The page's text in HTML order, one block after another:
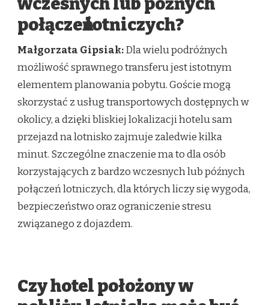
połączeń lotniczych?
Małgorzata Gipsiak:Dla wielu podróżnych
możliwość sprawnego transferu jest istotnym
elementem planowania pobytu. Goście mogą
skorzystać z usług transportowych dostępnych w
okolicy, a dzięki bliskiej lokalizacji hotelu sam
przejazd na lotnisko zajmuje zaledwie kilka
minut. Szczególne znaczenie ma to dla osób
korzystających z bardzo wczesnych lub późnych
połączeń lotniczych, dla których liczy się wygoda,
bezpieczeństwo oraz ograniczenie stresu
związanego z dojazdem.
Czy hotel położony w